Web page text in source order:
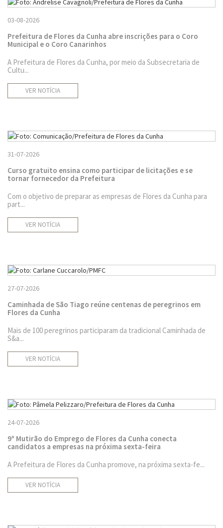
03-08-2026
Prefeitura de Flores da Cunha abre inscrições para o Coro
Municipal e o Coro Canarinhos
A Prefeitura de Flores da Cunha, por meio da Subsecretaria de
Cultu...
VER NOTÍCIA
31-07-2026
Curso gratuito ensina como participar de licitações e se
tornar fornecedor da Prefeitura
Com o objetivo de preparar as empresas de Flores da Cunha para
part...
VER NOTÍCIA
27-07-2026
Caminhada de São Tiago reúne centenas de peregrinos em
Flores da Cunha
Mais de 100 peregrinos participaram da tradicional Caminhada de
S&a...
VER NOTÍCIA
24-07-2026
9º Mutirão do Emprego de Flores da Cunha conecta
candidatos a empresas na próxima sexta-feira
A Prefeitura de Flores da Cunha promove, na próxima sexta-fe...
VER NOTÍCIA